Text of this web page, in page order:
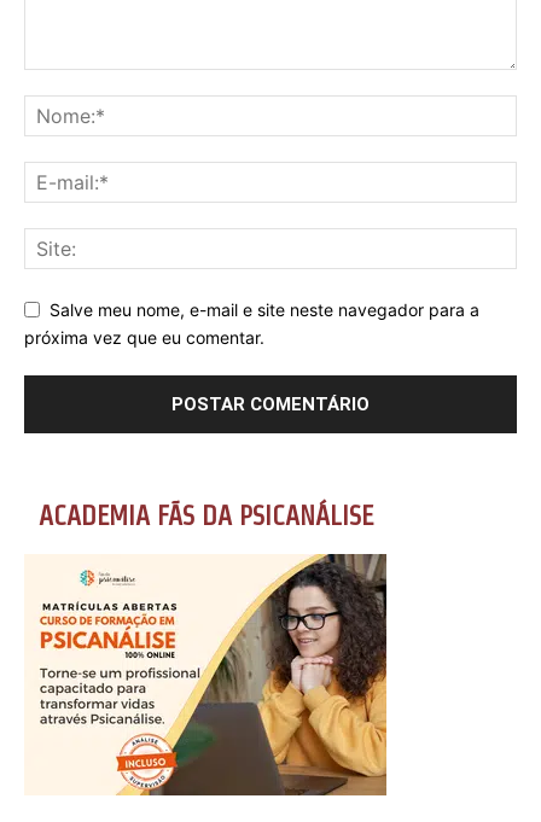
Salve meu nome, e-mail e site neste navegador para a
próxima vez que eu comentar.
ACADEMIA FÃS DA PSICANÁLISE